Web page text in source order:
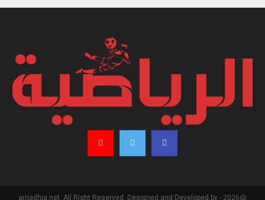
@2026 - arriadhia.net. All Right Reserved. Designed and Developed by